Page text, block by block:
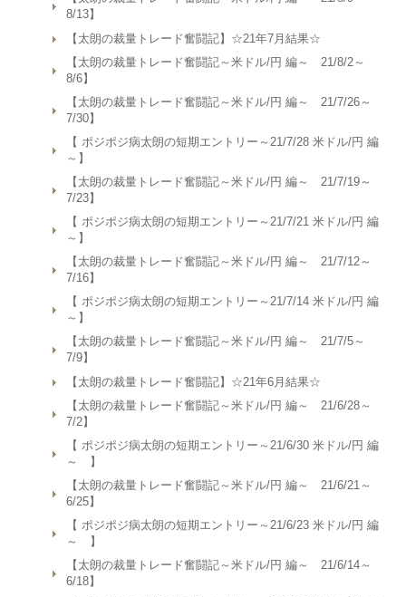
8/13】
【太朗の裁量トレード奮闘記】☆21年7月結果☆
【太朗の裁量トレード奮闘記～米ドル/円 編～ 21/8/2～
8/6】
【太朗の裁量トレード奮闘記～米ドル/円 編～ 21/7/26～
7/30】
【 ポジポジ病太朗の短期エントリー～21/7/28 米ドル/円 編
～】
【太朗の裁量トレード奮闘記～米ドル/円 編～ 21/7/19～
7/23】
【 ポジポジ病太朗の短期エントリー～21/7/21 米ドル/円 編
～】
【太朗の裁量トレード奮闘記～米ドル/円 編～ 21/7/12～
7/16】
【 ポジポジ病太朗の短期エントリー～21/7/14 米ドル/円 編
～】
【太朗の裁量トレード奮闘記～米ドル/円 編～ 21/7/5～
7/9】
【太朗の裁量トレード奮闘記】☆21年6月結果☆
【太朗の裁量トレード奮闘記～米ドル/円 編～ 21/6/28～
7/2】
【 ポジポジ病太朗の短期エントリー～21/6/30 米ドル/円 編
～ 】
【太朗の裁量トレード奮闘記～米ドル/円 編～ 21/6/21～
6/25】
【 ポジポジ病太朗の短期エントリー～21/6/23 米ドル/円 編
～ 】
【太朗の裁量トレード奮闘記～米ドル/円 編～ 21/6/14～
6/18】